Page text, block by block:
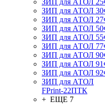
ЗИП для АТОЛ
ЗИП для АТОЛ
ЗИП для АТОЛ
ЗИП для АТОЛ
ЗИП для АТОЛ
ЗИП для АТОЛ
ЗИП для АТОЛ
ЗИП для АТОЛ
ЗИП для АТОЛ
ЗИП для АТОЛ
FPrint-22ПТК
+ ЕЩЕ 7